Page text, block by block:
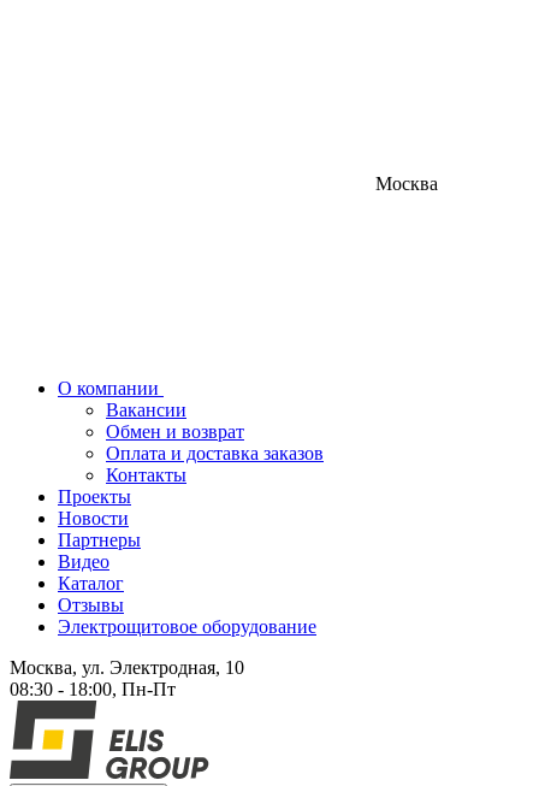
Москва
О компании
Вакансии
Обмен и возврат
Оплата и доставка заказов
Контакты
Проекты
Новости
Партнеры
Видео
Каталог
Отзывы
Электрощитовое оборудование
Москва, ул. Электродная, 10
08:30 - 18:00, Пн-Пт